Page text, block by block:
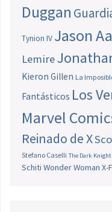
Duggan
Tynion IV Jason
Lemire
Kieron Gillen La
Fantásticos Los
Marvel
Reinado de X
Stefano Caselli The Dark
Schiti Wonder Woman X-